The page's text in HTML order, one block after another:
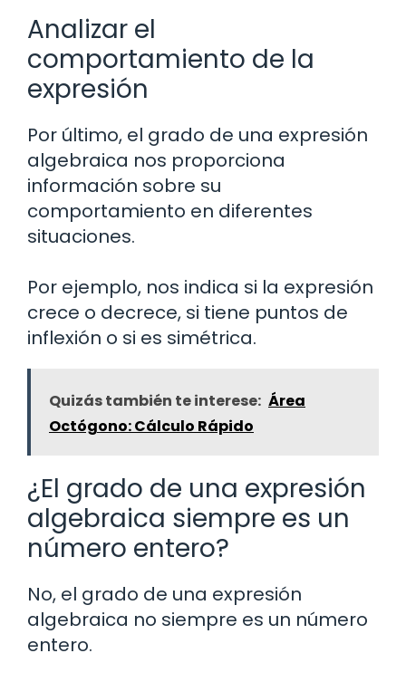
Analizar el
comportamiento de la
expresión
Por último, el grado de una expresión
algebraica nos proporciona
información sobre su
comportamiento en diferentes
situaciones.
Por ejemplo, nos indica si la expresión
crece o decrece, si tiene puntos de
inflexión o si es simétrica.
Quizás también te interese: Área
Octógono: Cálculo Rápido
¿El grado de una expresión
algebraica siempre es un
número entero?
No, el grado de una expresión
algebraica no siempre es un número
entero.